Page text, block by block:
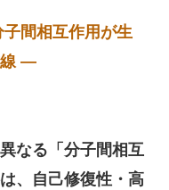
間相互作用が生
線 ―
なる「分子間相互
、自己修復性・高